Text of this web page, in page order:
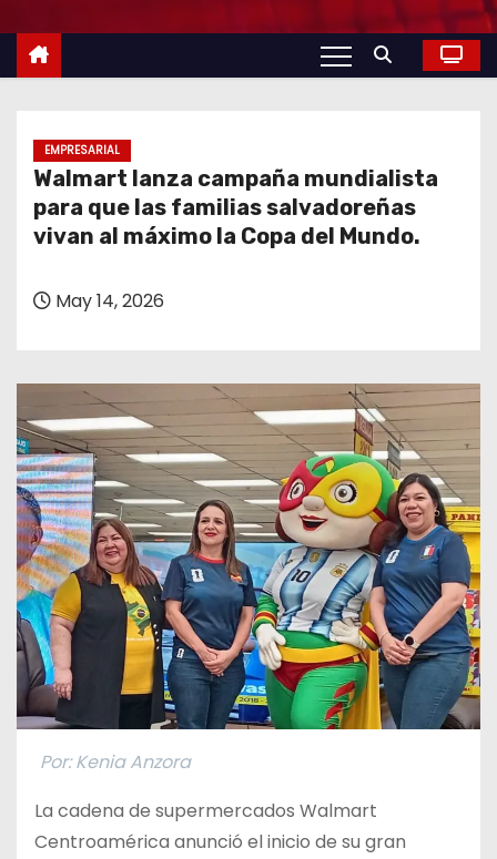
EMPRESARIAL
Walmart lanza campaña mundialista
para que las familias salvadoreñas
vivan al máximo la Copa del Mundo.
May 14, 2026
Por: Kenia Anzora
La cadena de supermercados Walmart
Centroamérica anunció el inicio de su gran